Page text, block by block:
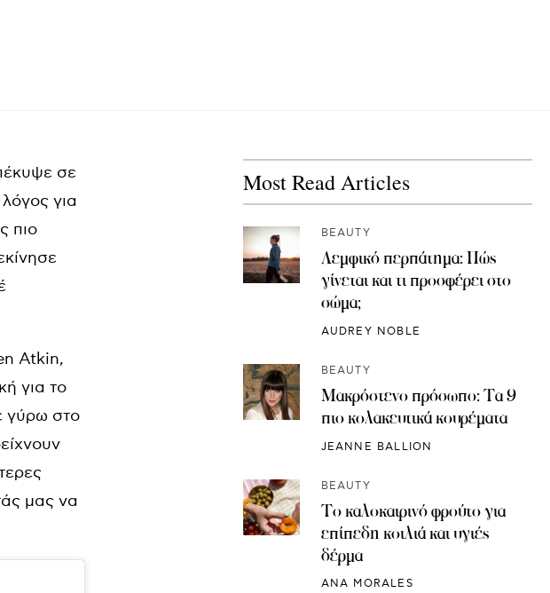
σε
για
πιο
Atkin,
για το
γύρω στο
μας να
Most Read Articles
BEAUTY
Λεμφικό περπάτημα: Πώς
γίνεται και τι προσφέρει στο
σώμα;
AUDREY NOBLE
BEAUTY
Μακρόστενο πρόσωπο: Τα 9
πιο κολακευτικά κουρέματα
JEANNE BALLION
BEAUTY
Το καλοκαιρινό φρούτο για
επίπεδη κοιλιά και υγιές
δέρμα
ANA MORALES